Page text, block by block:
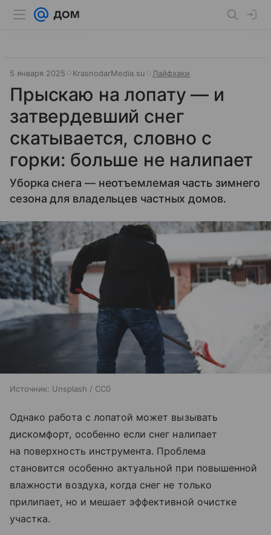
5 января 2025 KrasnodarMedia.su Лайфхаки
Прыскаю на лопату — и
затвердевший снег
скатывается, словно с
горки: больше не налипает
Уборка снега — неотъемлемая часть зимнего
сезона для владельцев частных домов.
Источник: Unsplash / CC0
Однако работа с лопатой может вызывать
дискомфорт, особенно если снег налипает
на поверхность инструмента. Проблема
становится особенно актуальной при повышенной
влажности воздуха, когда снег не только
прилипает, но и мешает эффективной очистке
участка.